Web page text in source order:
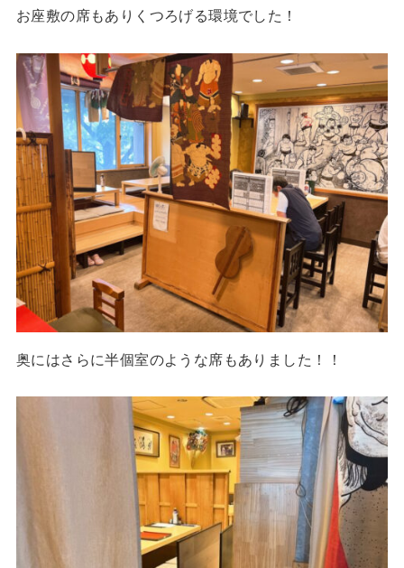
お座敷の席もありくつろげる環境でした！
奥にはさらに半個室のような席もありました！！